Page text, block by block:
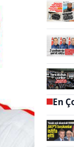
En